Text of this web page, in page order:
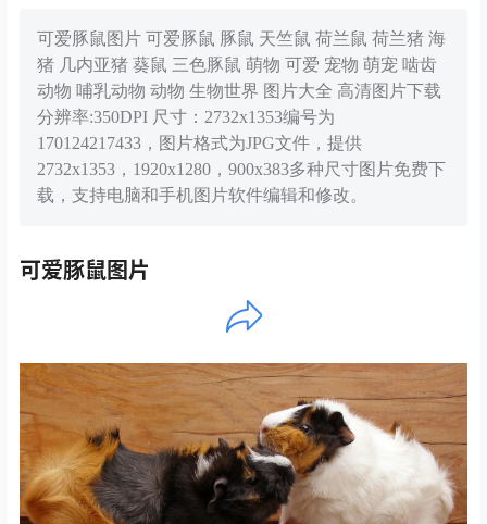
可爱豚鼠图片 可爱豚鼠 豚鼠 天竺鼠 荷兰鼠 荷兰猪 海
猪 几内亚猪 葵鼠 三色豚鼠 萌物 可爱 宠物 萌宠 啮齿
动物 哺乳动物 动物 生物世界 图片大全 高清图片下载
分辨率:350DPI 尺寸：2732x1353编号为
170124217433，图片格式为JPG文件，提供
2732x1353，1920x1280，900x383多种尺寸图片免费下
载，支持电脑和手机图片软件编辑和修改。
可爱豚鼠图片